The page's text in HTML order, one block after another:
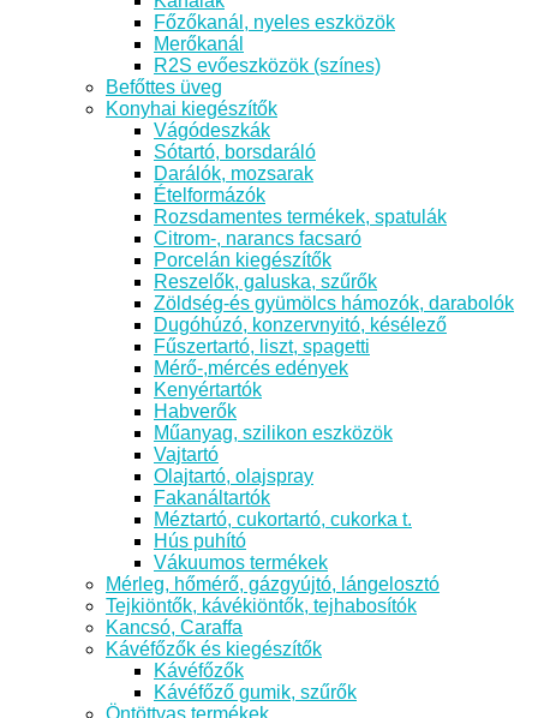
Főzőkanál, nyeles eszközök
Merőkanál
R2S evőeszközök (színes)
Befőttes üveg
Konyhai kiegészítők
Vágódeszkák
Sótartó, borsdaráló
Darálók, mozsarak
Ételformázók
Rozsdamentes termékek, spatulák
Citrom-, narancs facsaró
Porcelán kiegészítők
Reszelők, galuska, szűrők
Zöldség-és gyümölcs hámozók, darabolók
Dugóhúzó, konzervnyitó, késélező
Fűszertartó, liszt, spagetti
Mérő-,mércés edények
Kenyértartók
Habverők
Műanyag, szilikon eszközök
Vajtartó
Olajtartó, olajspray
Fakanáltartók
Méztartó, cukortartó, cukorka t.
Hús puhító
Vákuumos termékek
Mérleg, hőmérő, gázgyújtó, lángelosztó
Tejkiöntők, kávékiöntők, tejhabosítók
Kancsó, Caraffa
Kávéfőzők és kiegészítők
Kávéfőzők
Kávéfőző gumik, szűrők
Öntöttvas termékek